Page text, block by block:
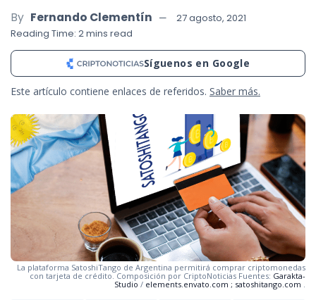
By Fernando Clementín
27 agosto, 2021
Reading Time: 2 mins read
Síguenos en Google
Este artículo contiene enlaces de referidos. Saber más.
La plataforma SatoshiTango de Argentina permitirá comprar criptomonedas
con tarjeta de crédito. Composición por CriptoNoticias Fuentes: Garakta-
Studio / elements.envato.com ; satoshitango.com .